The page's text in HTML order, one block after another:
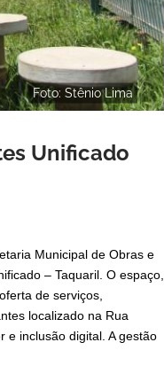
Foto: Stênio Lima
Unificado
Municipal de Obras e
– Taquaril. O espaço,
de serviços,
localizado na Rua
e inclusão digital. A gestão